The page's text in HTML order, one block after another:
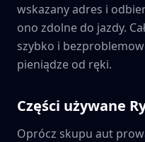
wskazany adres i
ono zdolne do jazdy.
szybko i
pieniądze od ręki.
Części używane
Oprócz skupu aut